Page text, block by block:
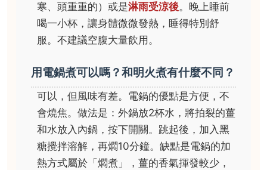
寒、頭重重的）或是淋雨受涼後。晚上睡前
喝一小杯，讓身體微微發熱，睡得特別舒
服。不建議空腹大量飲用。
用電鍋煮可以嗎？和明火煮有什麼不同？
可以，但風味有差。電鍋的優點是方便，不
會燒焦。做法是：外鍋放2杯水，將拍裂的薑
和水放入內鍋，按下開關。跳起後，加入黑
糖攪拌溶解，再燜10分鐘。缺點是電鍋的加
熱方式屬於「燜煮」，薑的香氣揮發較少，